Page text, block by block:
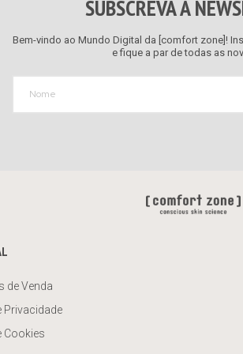
SUBSCREVA A
Bem-vindo ao Mundo Digital da [comfort zone]!
e fique a par de todas as
de Venda
Privacidade
Cookies